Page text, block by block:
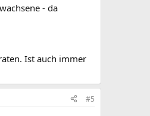
- da
Ist auch immer
#5